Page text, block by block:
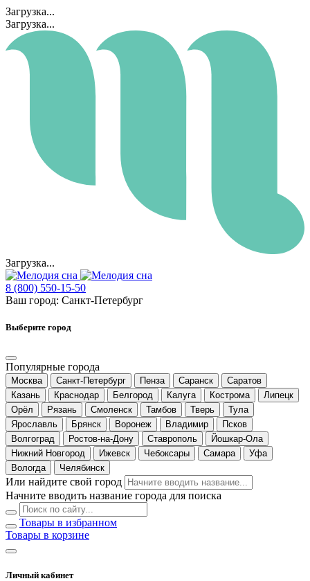
Загрузка...
Загрузка...
Загрузка...
8 (800) 550-15-50
Ваш город: Санкт-Петербург
Выберите город
Популярные города
Москва Санкт-Петербург Пенза Саранск
Саратов
Казань
Краснодар Белгород Калуга Кострома
Липецк
Орёл
Рязань Смоленск Тамбов Тверь
Тула
Ярославль
Брянск Воронеж Владимир
Псков
Волгоград
Ростов-на-Дону Ставрополь
Йошкар-Ола
Нижний Новгород
Ижевск Чебоксары Самара
Уфа
Вологда
Челябинск
Или найдите свой город
Начните вводить название города для поиска
Товары в избранном
Товары в корзине
Личный кабинет